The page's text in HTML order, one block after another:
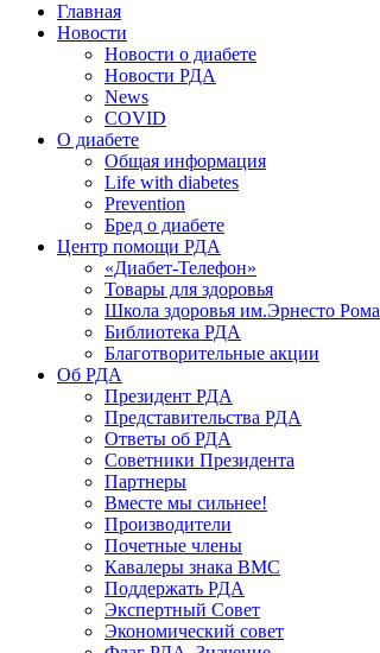
Главная
Новости
Новости о диабете
Новости РДА
News
COVID
О диабете
Общая информация
Life with diabetes
Prevention
Бред о диабете
Центр помощи РДА
«Диабет-Телефон»
Товары для здоровья
Школа здоровья им.Эрнесто Рома
Библиотека РДА
Благотворительные акции
Об РДА
Президент РДА
Представительства РДА
Ответы об РДА
Советники Президента
Партнеры
Вместе мы сильнее!
Производители
Почетные члены
Кавалеры знака ВМС
Поддержать РДА
Экспертный Совет
Экономический совет